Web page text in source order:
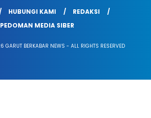
HUBUNGI KAMI
REDAKSI
PEDOMAN MEDIA SIBER
GARUT BERKABAR NEWS - ALL RIGHTS RESERVED